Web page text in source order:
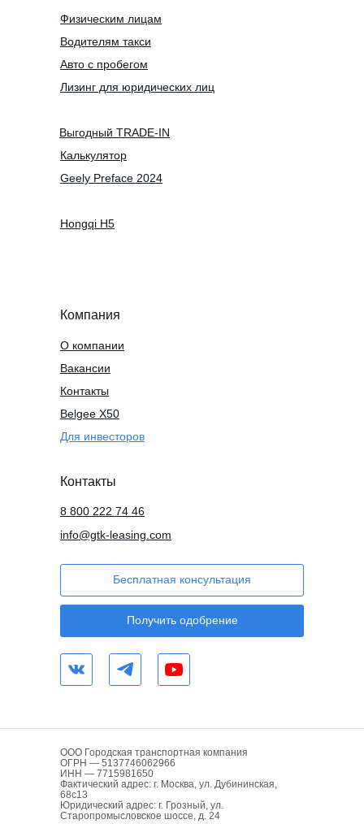
Компания
О компании
Вакансии
Контакты
Для инвесторов
Контакты
info@gtk-leasing.com
Бесплатная консультация
Водителям такси
Физическим лицам
Получить одобрение
Авто с пробегом
Belgee X50
Лизинг для юридических лиц
Калькулятор
Hongqi H5
8 800 222 74 46
Выгодный TRADE-IN
Geely Preface 2024
ООО Городская транспортная компания
ОГРН — 5137746062966
ИНН — 7715981650
Фактический адрес: г. Москва, ул. Дубининская,
68с13
Юридический адрес: г. Грозный, ул.
Старопромысловское шоссе, д. 24